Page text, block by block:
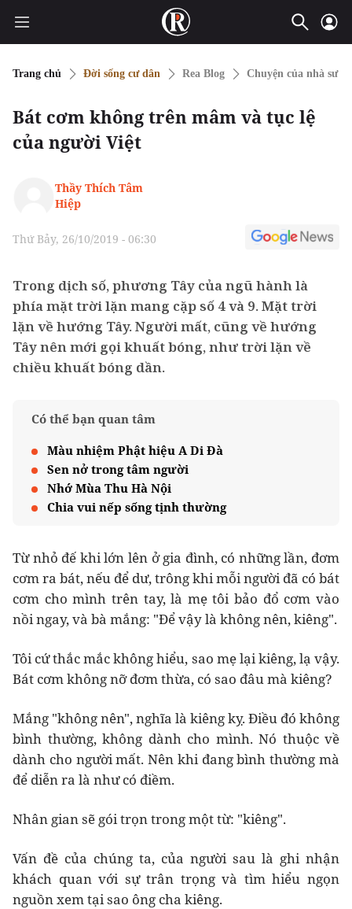
Trang chủ Đời sống cư dân Rea Blog Chuyện của nhà sư
Bát cơm không trên mâm và tục lệ
của người Việt
Thầy Thích Tâm
Hiệp
Thứ Bảy, 26/10/2019 - 06:30
Trong dịch số, phương Tây của ngũ hành là
phía mặt trời lặn mang cặp số 4 và 9. Mặt trời
lặn về hướng Tây. Người mất, cũng về hướng
Tây nên mới gọi khuất bóng, như trời lặn về
chiều khuất bóng dần.
Có thể bạn quan tâm
Màu nhiệm Phật hiệu A Di Đà
Sen nở trong tâm người
Nhớ Mùa Thu Hà Nội
Chia vui nếp sống tịnh thường
Từ nhỏ đế khi lớn lên ở gia đình, có những lần, đơm
cơm ra bát, nếu để dư, trông khi mỗi người đã có bát
cơm cho mình trên tay, là mẹ tôi bảo đổ cơm vào
nồi ngay, và bà mắng: "Để vậy là không nên, kiêng".
Tôi cứ thắc mắc không hiểu, sao mẹ lại kiêng, lạ vậy.
Bát cơm không nỡ đơm thừa, có sao đâu mà kiêng?
Mắng "không nên", nghĩa là kiêng kỵ. Điều đó không
bình thường, không dành cho mình. Nó thuộc về
dành cho người mất. Nên khi đang bình thường mà
để diễn ra là như có điềm.
Nhân gian sẽ gói trọn trong một từ: "kiêng".
Vấn đề của chúng ta, của người sau là ghi nhận
khách quan với sự trân trọng và tìm hiểu ngọn
nguồn xem tại sao ông cha kiêng.